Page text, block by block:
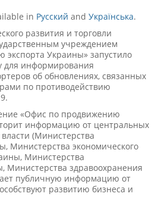
in Русский and Українська.
развития и торговли
учреждением
Украины» запустило
для информирования
об обновлениях, связанных
по противодействию
«Офис по продвижению
информацию от центральных
(Министерства
Министерства экономического
Министерства
Министерства здравоохранения
публичную информацию от
развитию бизнеса и